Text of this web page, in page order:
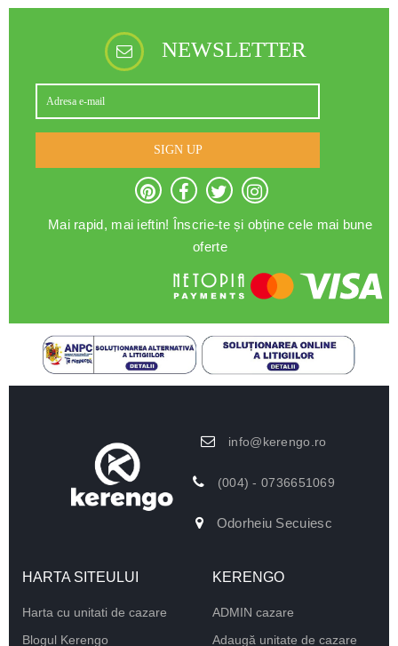
NEWSLETTER
SIGN UP
Mai rapid, mai ieftin! Înscrie-te și obține cele mai bune
oferte
info@kerengo.ro
(004) - 0736651069
Odorheiu Secuiesc
HARTA SITEULUI
Harta cu unitati de cazare
Blogul Kerengo
KERENGO
ADMIN cazare
Adaugă unitate de cazare